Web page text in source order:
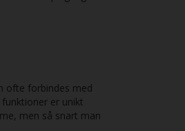
ofte forbindes med
er unikt
men så snart man